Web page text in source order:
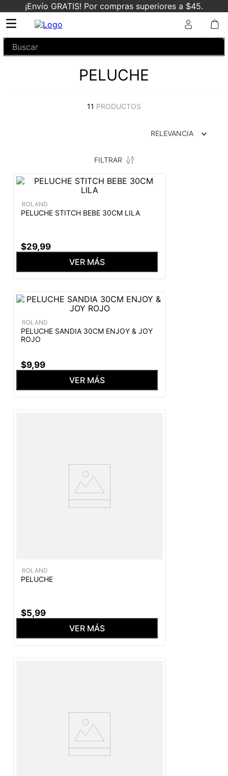
¡Envío GRATIS! Por compras superiores a $45.
Buscar
PELUCHE
11 PRODUCTOS
RELEVANCIA
FILTRAR
ROLAND
PELUCHE STITCH BEBE 30CM LILA
$29,99
VER MÁS
ROLAND
PELUCHE SANDIA 30CM ENJOY & JOY
ROJO
$9,99
VER MÁS
ROLAND
PELUCHE
$5,99
VER MÁS